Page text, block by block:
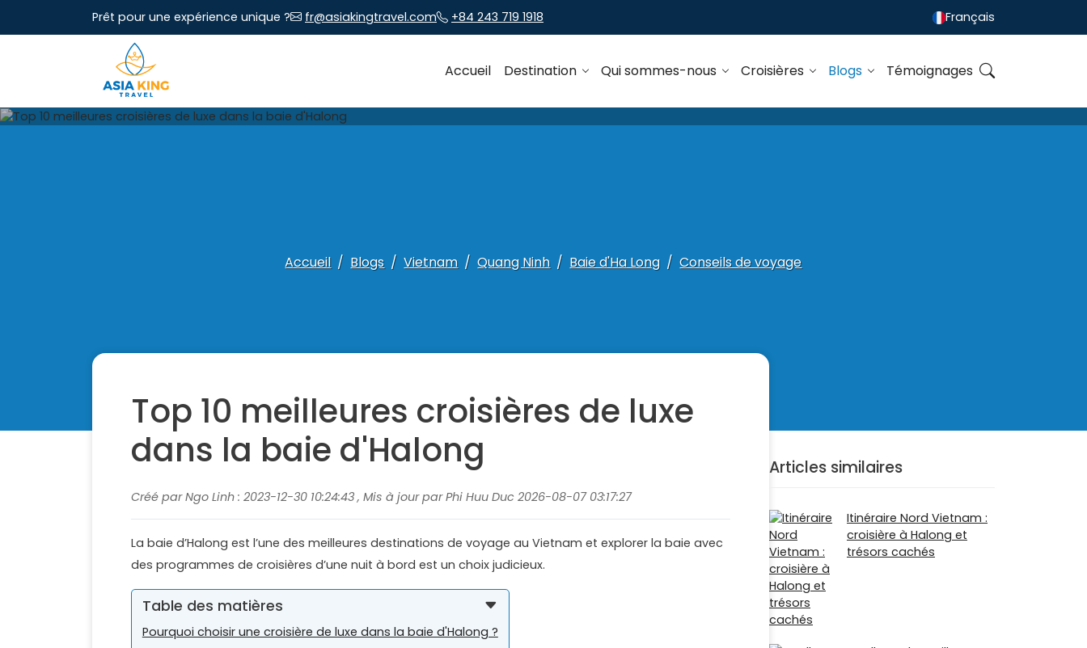
Prêt pour une expérience unique ? fr@asiakingtravel.com +84 243 719 1918 Français
Accueil Destination Qui sommes-nous Croisières Blogs Témoignages
Accueil Blogs Vietnam Quang Ninh Baie d'Ha Long Conseils de voyage
Top 10 meilleures croisières de luxe
dans la baie d'Halong
Créé par Ngo Linh : 2023-12-30 10:24:43 , Mis à jour par Phi Huu Duc 2026-08-07 03:17:27
La baie d’Halong est l’une des meilleures destinations de voyage au Vietnam et explorer la baie avec
des programmes de croisières d’une nuit à bord est un choix judicieux.
Table des matières
Pourquoi choisir une croisière de luxe dans la baie d'Halong ?
Articles similaires
Itinéraire Nord Vietnam :
croisière à Halong et
trésors cachés